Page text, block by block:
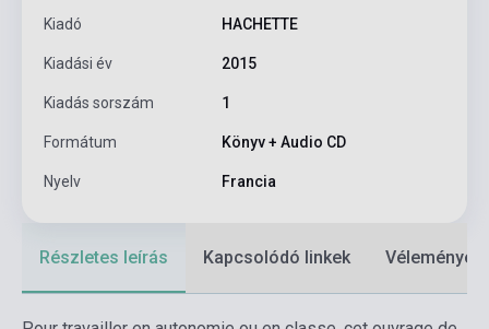
Kiadó HACHETTE
Kiadási év 2015
Kiadás sorszám 1
Formátum Könyv + Audio CD
Nyelv Francia
Részletes leírás Kapcsolódó linkek Vélemények